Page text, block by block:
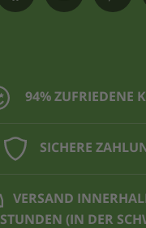
94% ZUFRIEDENE
SICHERE
VERSAND
STUNDEN (IN DER